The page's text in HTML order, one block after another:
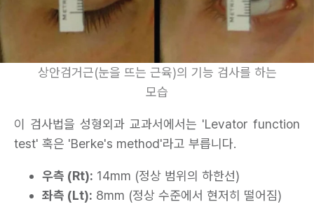
상안검거근(눈을 뜨는 근육)의 기능 검사를 하는
모습
이 검사법을 성형외과 교과서에서는 'Levator function
test' 혹은 'Berke's method'라고 부릅니다.
우측 (Rt): 14mm (정상 범위의 하한선)
좌측 (Lt): 8mm (정상 수준에서 현저히 떨어짐)